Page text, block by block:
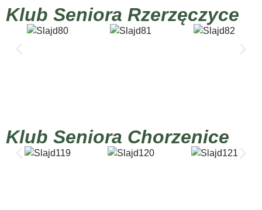
Klub Seniora Rzerzęczyce
Klub Seniora Chorzenice